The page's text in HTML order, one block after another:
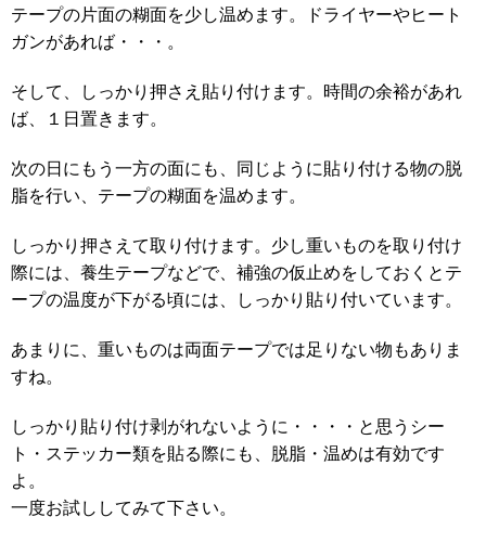
テープの片面の糊面を少し温めます。ドライヤーやヒート
ガンがあれば・・・。
そして、しっかり押さえ貼り付けます。時間の余裕があれ
ば、１日置きます。
次の日にもう一方の面にも、同じように貼り付ける物の脱
脂を行い、テープの糊面を温めます。
しっかり押さえて取り付けます。少し重いものを取り付け
際には、養生テープなどで、補強の仮止めをしておくとテ
ープの温度が下がる頃には、しっかり貼り付いています。
あまりに、重いものは両面テープでは足りない物もありま
すね。
しっかり貼り付け剥がれないように・・・・と思うシー
ト・ステッカー類を貼る際にも、脱脂・温めは有効です
よ。
一度お試ししてみて下さい。